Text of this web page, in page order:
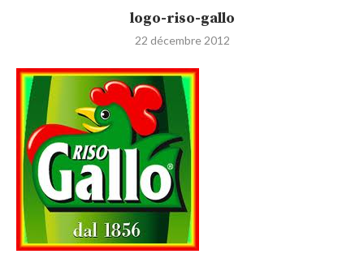
logo-riso-gallo
22 décembre 2012